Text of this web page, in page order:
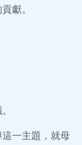
獻。
這一主題，就母